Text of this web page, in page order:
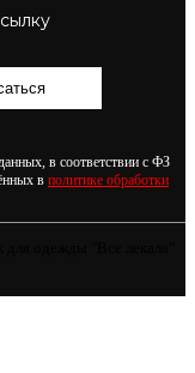
в соответствии с ФЗ
в политике обработки